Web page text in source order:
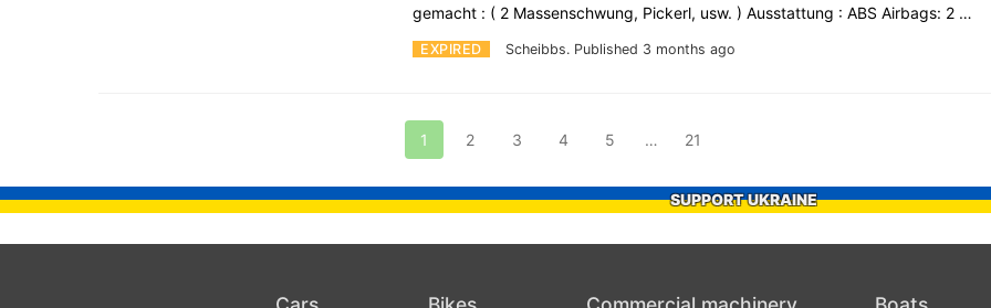
EXPIRED Scheibbs. Published 3 months ago
gemacht : ( 2 Massenschwung, Pickerl, usw. ) Ausstattung : ABS Airbags: 2 …
1 2 3 4 5 … 21
SUPPORT UKRAINE